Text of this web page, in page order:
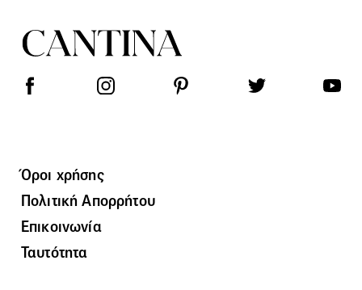
Όροι χρήσης
Πολιτική Απορρήτου
Επικοινωνία
Ταυτότητα